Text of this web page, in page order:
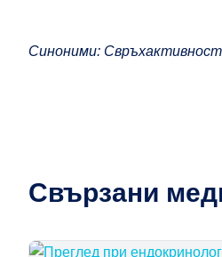
Синоними:
Свързани